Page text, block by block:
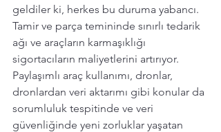
geldiler ki, herkes bu duruma yabancı.
Tamir ve parça temininde sınırlı tedarik
ağı ve araçların karmaşıklığı
sigortacıların maliyetlerini artırıyor.
Paylaşımlı araç kullanımı, dronlar,
dronlardan veri aktarımı gibi konular da
sorumluluk tespitinde ve veri
güvenliğinde yeni zorluklar yaşatan